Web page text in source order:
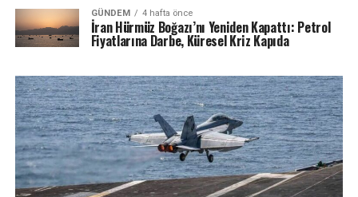
GÜNDEM 4 hafta önce
İran Hürmüz Boğazı’nı Yeniden Kapattı: Petrol
Fiyatlarına Darbe, Küresel Kriz Kapıda